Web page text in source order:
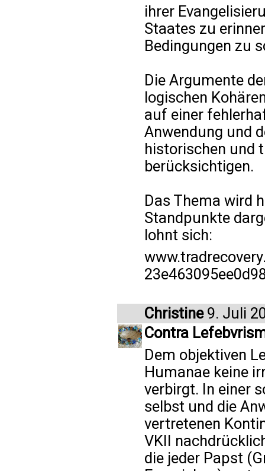
ihrer
Staates zu
Bedingungen zu
Die Argumente
logischen
auf einer
Anwendung und
historischen und
berücksichtigen.
Das Thema wird
Standpunkte
lohnt sich:
Christine9. Juli
Contra
Dem objektiven
Humanae keine
verbirgt. In einer
selbst und die
vertretenen
VKII
die jeder Papst